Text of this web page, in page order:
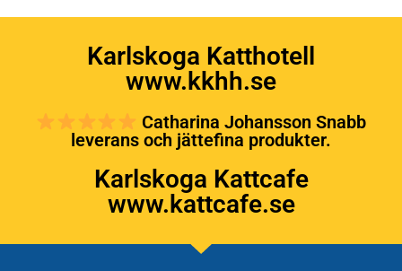
Karlskoga Katthotell
www.kkhh.se
Catharina Johansson Snabb
leverans och jättefina produkter.
Karlskoga Kattcafe
www.kattcafe.se